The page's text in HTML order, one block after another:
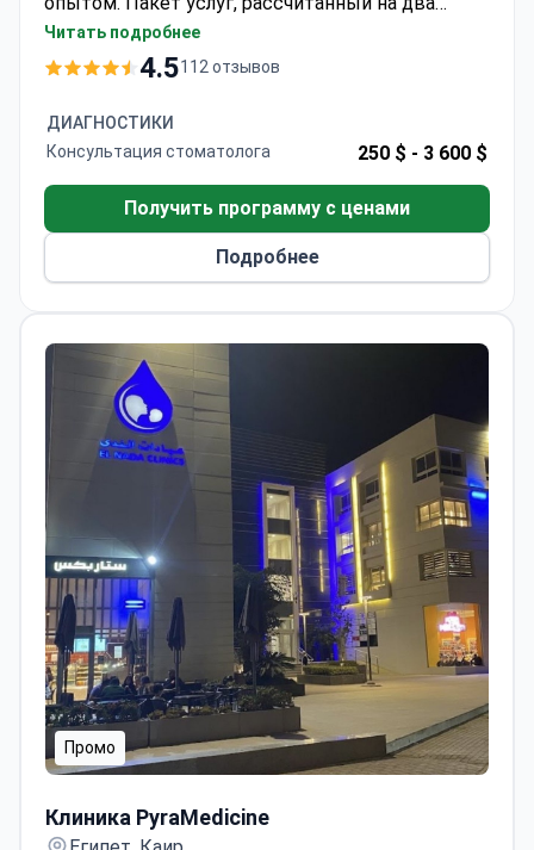
визита, может стоить около €13 860 и обычно
включает 8 скуловых имплантатов, 24
проживание в отеле и трансфер. Доктор Конгоз
имеет степени DDS и PhD в области
университета, а также прошел стажировку в
Университете Висконсина. Клиника, являющаяся
членом AAID, предоставляет пожизненную
гарантию на имплантаты и 20-летнюю гарантию
Читать подробнее
4.5112 отзывов
ДИАГНОСТИКИ
Консультация стоматолога
250 $ - 3 600 $
Получить программу с ценами
Подробнее
Промо
Клиника PyraMedicine